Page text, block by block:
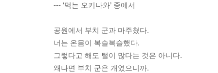
--- ‘먹는 오키나와’ 중에서
공원에서 부치 군과 마주쳤다.
너는 온몸이 복슬복슬했다.
그렇다고 해도 털이 많다는 것은 아니다.
왜나면 부치 군은 개였으니까.